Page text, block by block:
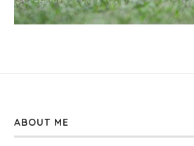
ABOUT ME